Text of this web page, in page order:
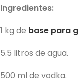
Ingredientes:
1 kg de base para
5.5 litros de agua.
500 ml de vodka.